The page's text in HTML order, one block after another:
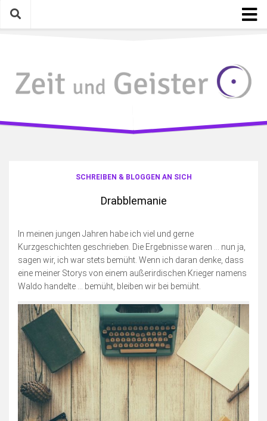
Skip
Kategorien
Geschichte mit Gegenwart
Gelesen, Gesehen, Gehört
Photographica
Fotosamstag
Die wilde Kamera
Blogserie: Unnützes Wissen
Blogserie: Spaß mit Wappen
Sonstiges
Blogserie: Nordsee 2016
Blogserie: Rømø 2018
Archiv
Impressum
Bildnachweise
SCHREIBEN & BLOGGEN AN SICH
Drabblemanie
In meinen jungen Jahren habe ich viel und gerne
Kurzgeschichten geschrieben. Die Ergebnisse waren … nun ja,
sagen wir, ich war stets bemüht. Wenn ich daran denke, dass
eine meiner Storys von einem außerirdischen Krieger namens
Waldo handelte … bemüht, bleiben wir bei bemüht.